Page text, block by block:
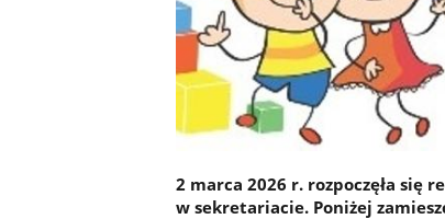
2 marca 2026 r. rozpoczęła się
w sekretariacie. Poniżej